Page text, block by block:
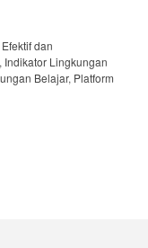
dan
, Indikator Lingkungan
Belajar, Platform